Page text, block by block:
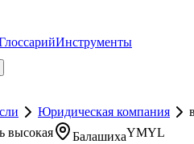
Инструменты
Юридическая компания
высокая
БалашихаYMYL